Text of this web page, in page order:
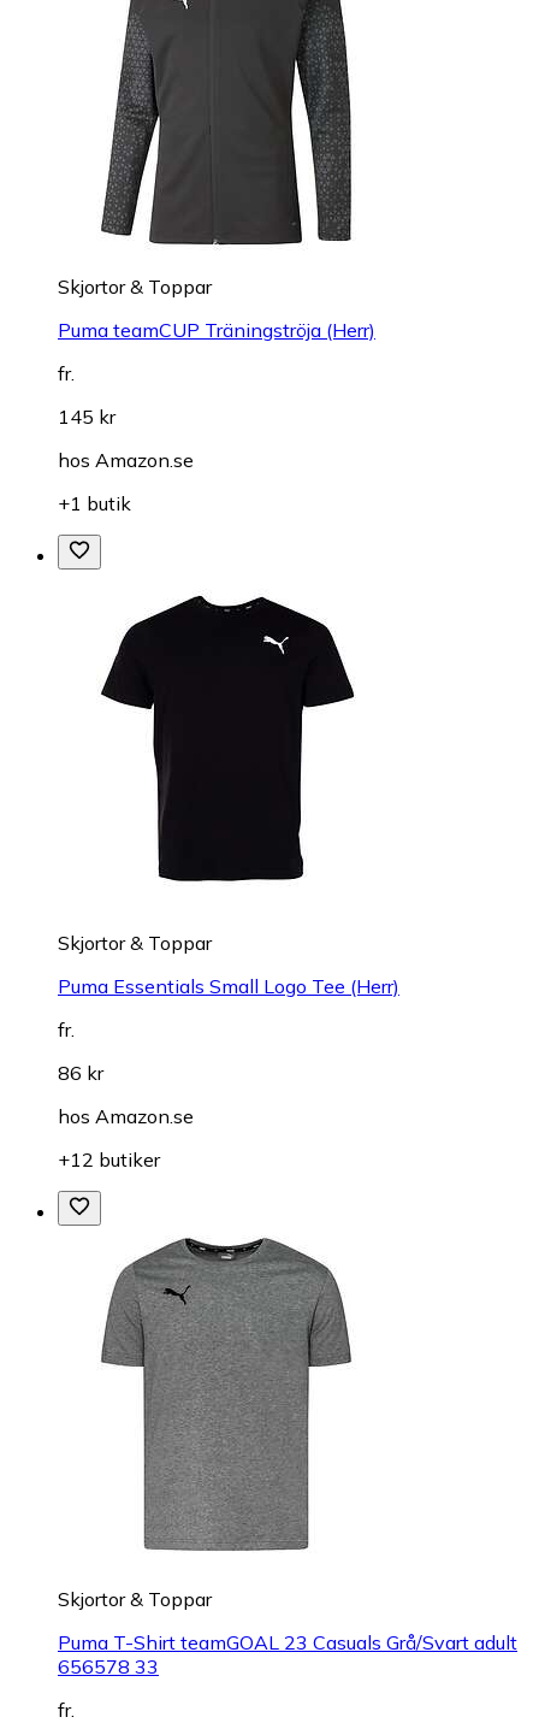
Skjortor & Toppar
Puma teamCUP Träningströja (Herr)
fr.
145 kr
hos Amazon.se
+1 butik
Skjortor & Toppar
Puma Essentials Small Logo Tee (Herr)
fr.
86 kr
hos Amazon.se
+12 butiker
Skjortor & Toppar
Puma T-Shirt teamGOAL 23 Casuals Grå/Svart adult
656578 33
fr.